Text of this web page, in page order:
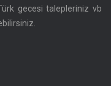
gecesi talepleriniz vb